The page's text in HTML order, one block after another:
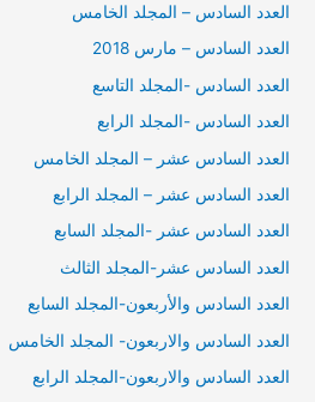
العدد السادس – المجلد الخامس
العدد السادس – مارس 2018
العدد السادس -المجلد التاسع
العدد السادس -المجلد الرابع
العدد السادس عشر – المجلد الخامس
العدد السادس عشر – المجلد الرابع
العدد السادس عشر -المجلد السابع
العدد السادس عشر-المجلد الثالث
العدد السادس والأربعون-المجلد السابع
العدد السادس والاربعون- المجلد الخامس
العدد السادس والاربعون-المجلد الرابع